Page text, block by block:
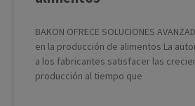
BAKON OFRECE SOLUCIONES
en la producción de alimentos La
a los fabricantes satisfacer las
producción al tiempo que